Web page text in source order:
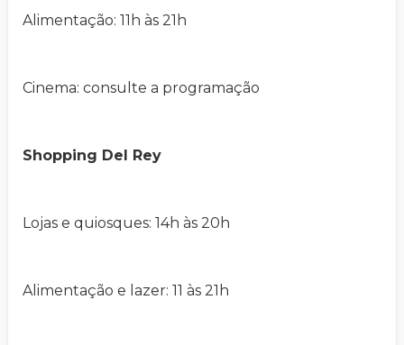
Alimentação: 11h às 21h
Cinema: consulte a programação
Shopping Del Rey
Lojas e quiosques: 14h às 20h
Alimentação e lazer: 11 às 21h